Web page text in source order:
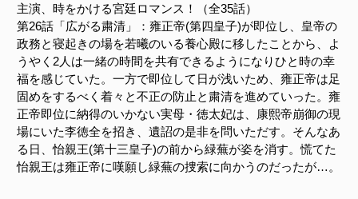
主演、時をかける宮廷ロマンス！（全35話）
第26話「広がる粛清」：雍正帝(第四皇子)が即位し、皇帝の
政務と寝起きの場を若曦のいる養心殿に移したことから、よ
うやく2人は一緒の時間を共有できるようになりひと時の幸
福を感じていた。一方で即位して日が浅いため、雍正帝は足
固めをするべく着々と不正の防止と粛清を進めていった。雍
正帝即位に納得のいかない実母・徳太妃は、康熙帝崩御の現
場にいた李徳全を招き、遺詔の是非を問いただす。そんなあ
る日、怡親王(第十三皇子)の前から緑蕪が姿を消す。慌てた
怡親王は雍正帝に嘆願し緑蕪の捜索に向かうのだったが…。